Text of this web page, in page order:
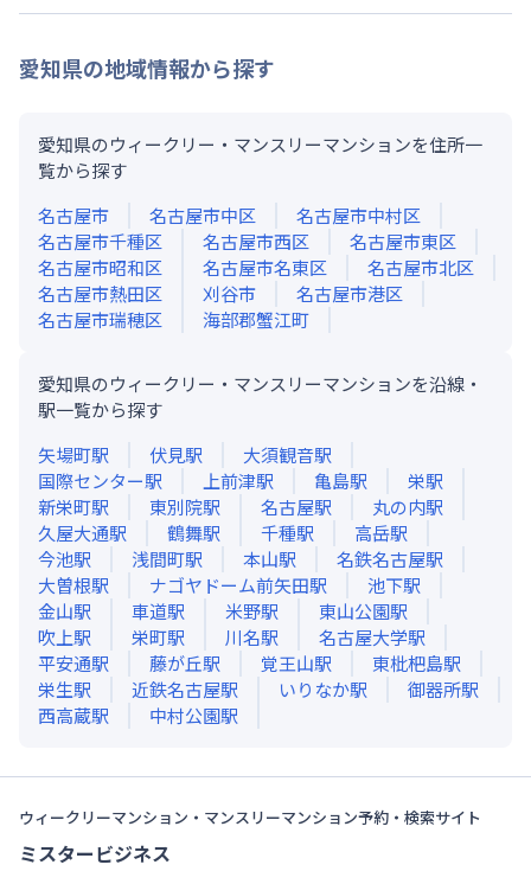
愛知県の地域情報から探す
愛知県のウィークリー・マンスリーマンションを住所一
覧から探す
名古屋市
名古屋市中区
名古屋市中村区
名古屋市千種区
名古屋市西区
名古屋市東区
名古屋市昭和区
名古屋市名東区
名古屋市北区
名古屋市熱田区
刈谷市
名古屋市港区
名古屋市瑞穂区
海部郡蟹江町
愛知県のウィークリー・マンスリーマンションを沿線・
駅一覧から探す
矢場町駅 伏見駅 大須観音駅
国際センター駅 上前津駅 亀島駅 栄駅
新栄町駅 東別院駅 名古屋駅 丸の内駅
久屋大通駅 鶴舞駅 千種駅 高岳駅
今池駅 浅間町駅 本山駅 名鉄名古屋駅
大曽根駅 ナゴヤドーム前矢田駅 池下駅
金山駅 車道駅 米野駅 東山公園駅
吹上駅 栄町駅 川名駅 名古屋大学駅
平安通駅 藤が丘駅 覚王山駅 東枇杷島駅
栄生駅 近鉄名古屋駅 いりなか駅 御器所駅
西高蔵駅 中村公園駅
ウィークリーマンション・マンスリーマンション予約・検索サイト
ミスタービジネス